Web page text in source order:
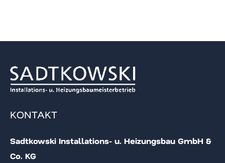
KONTAKT
Sadtkowski Installations- u. Heizungsbau GmbH &
Co. KG